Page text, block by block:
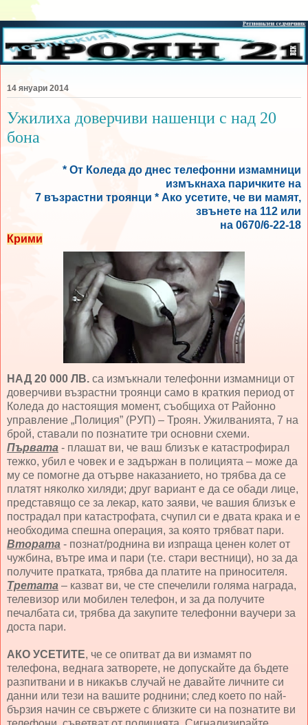
14 януари 2014
Ужилиха доверчиви нашенци с над 20
бона
* От Коледа до днес телефонни измамници
измъкнаха паричките на
7 възрастни троянци * Ако усетите, че ви мамят,
звънете на 112 или
на 0670/6-22-18
Крими
НАД 20 000 ЛВ. са измъкнали телефонни измамници от
доверчиви възрастни троянци само в краткия период от
Коледа до настоящия момент, съобщиха от Районно
управление „Полиция” (РУП) – Троян. Ужилванията, 7 на
брой, ставали по познатите три основни схеми.
Първата - плашат ви, че ваш близък е катастрофирал
тежко, убил е човек и е задържан в полицията – може да
му се помогне да отърве наказанието, но трябва да се
платят няколко хиляди; друг вариант е да се обади лице,
представящо се за лекар, като заяви, че вашия близък е
пострадал при катастрофата, счупил си е двата крака и е
необходима спешна операция, за която трябват пари.
Втората - познат/роднина ви изпраща ценен колет от
чужбина, вътре има и пари (т.е. стари вестници), но за да
получите пратката, трябва да платите на приносителя.
Третата – казват ви, че сте спечелили голяма награда,
телевизор или мобилен телефон, и за да получите
печалбата си, трябва да закупите телефонни ваучери за
доста пари.
АКО УСЕТИТЕ, че се опитват да ви измамят по
телефона, веднага затворете, не допускайте да бъдете
разпитвани и в никакъв случай не давайте личните си
данни или тези на вашите роднини; след което по най-
бързия начин се свържете с близките си на познатите ви